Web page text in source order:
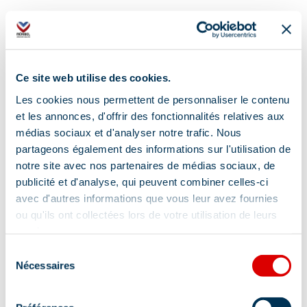
Ce site web utilise des cookies.
Les cookies nous permettent de personnaliser le contenu
et les annonces, d'offrir des fonctionnalités relatives aux
médias sociaux et d'analyser notre trafic. Nous
partageons également des informations sur l'utilisation de
notre site avec nos partenaires de médias sociaux, de
publicité et d'analyse, qui peuvent combiner celles-ci
avec d'autres informations que vous leur avez fournies
ou qu'ils ont collectées lors de votre utilisation de leurs
Nécessaires